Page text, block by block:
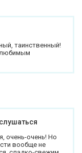
таинственный!
любимым
очень-очень! Но
вообще не